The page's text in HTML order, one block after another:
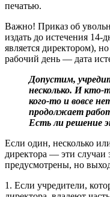
печатью.
Важно! Приказ об
издать до истечения 14-
является директором),
рабочий день — дата
Допустим,
несколько. И кто-
кого-то и вовсе
продолжает
Есть ли решение
Если один, несколько
директора — эти случаи
предусмотрены, но
1. Если учредители,